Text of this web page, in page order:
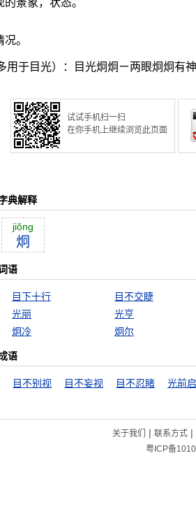
景象，状态。
。
用于目光）：目光炯炯ㄧ两眼炯炯有
试试手机扫一扫
在你手机上继续浏览此页面
典解释
jiŏng
炯
语
目下十行
目不交睫
光丽
光亨
炯冷 炯尔
语
目不别视 目不妄视 目不忍睹
光前
关于我们 | 联系方式|
粤ICP备